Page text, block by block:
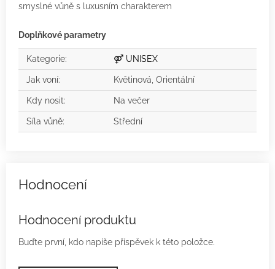
smyslné vůně s luxusním charakterem
Doplňkové parametry
Kategorie: ⚤ UNISEX
Jak voní: Květinová, Orientální
Kdy nosit: Na večer
Síla vůně: Střední
Hodnocení produktu
Buďte první, kdo napíše příspěvek k této položce.